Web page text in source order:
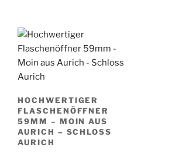
HOCHWERTIGER
FLASCHENÖFFNER
59MM – MOIN AUS
AURICH – SCHLOSS
AURICH